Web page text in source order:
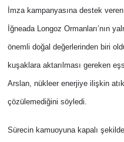
İmza kampanyasına destek
İğneada Longoz Ormanları’nın
önemli doğal değerlerinden biri
kuşaklara aktarılması gereken
Arslan, nükleer enerjiye ilişkin
çözülemediğini söyledi.
Sürecin kamuoyuna kapalı